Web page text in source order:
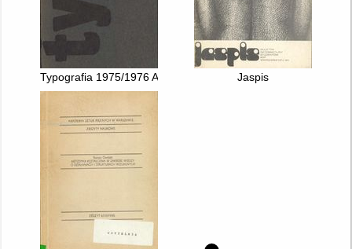
Typografia 1975/1976 Akademia Sztuk Pięknych w
Jaspis